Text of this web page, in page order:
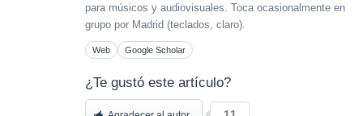
para músicos y audiovisuales. Toca ocasionalmente en
grupo por Madrid (teclados, claro).
Web Google Scholar
¿Te gustó este artículo?